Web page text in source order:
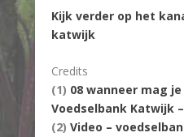
Kijk verder op het
katwijk
Credits
(1) 08 wanneer mag
Voedselbank Katwijk
(2) Video –